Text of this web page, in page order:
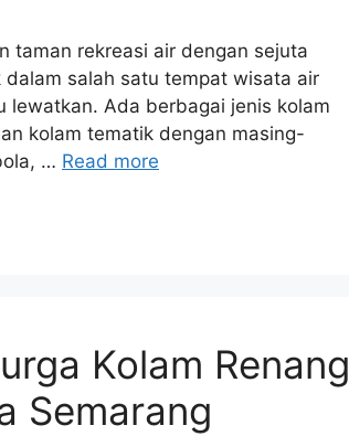
taman rekreasi air dengan sejuta
dalam salah satu tempat wisata air
lewatkan. Ada berbagai jenis kolam
kolam tematik dengan masing-
… Read more
Kolam Renang
Semarang